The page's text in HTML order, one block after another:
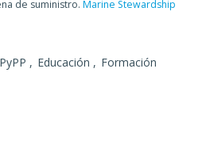
de suministro. Marine Stewardship
Educación Formación